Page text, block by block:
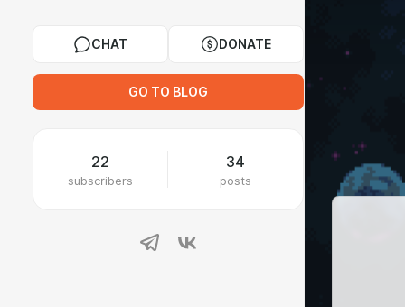
CHAT DONATE
GO TO BLOG
22
subscribers
34
posts